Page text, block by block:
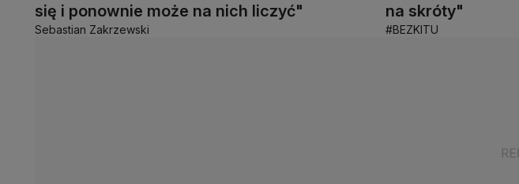
się i ponownie może na nich liczyć"
Sebastian Zakrzewski
na skróty"
#BEZKITU